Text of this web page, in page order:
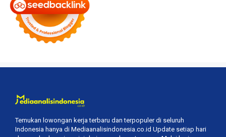
Temukan lowongan kerja terbaru dan terpopuler di seluruh
Indonesia hanya di Mediaanalisindonesia.co.id Update setiap hari